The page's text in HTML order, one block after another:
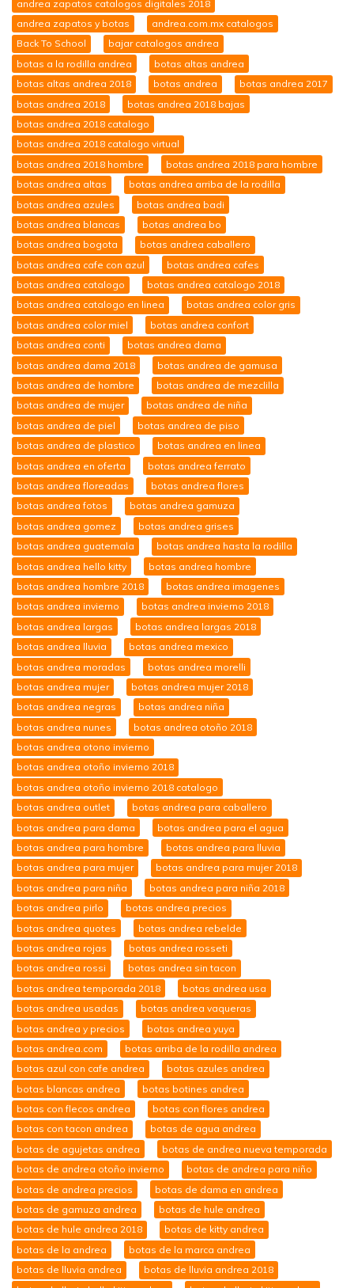
andrea zapatos catalogos digitales 2018
andrea zapatos y botas
andrea.com.mx catalogos
Back To School
bajar catalogos andrea
botas a la rodilla andrea
botas altas andrea
botas altas andrea 2018
botas andrea
botas andrea 2017
botas andrea 2018
botas andrea 2018 bajas
botas andrea 2018 catalogo
botas andrea 2018 catalogo virtual
botas andrea 2018 hombre
botas andrea 2018 para hombre
botas andrea altas
botas andrea arriba de la rodilla
botas andrea azules
botas andrea badi
botas andrea blancas
botas andrea bo
botas andrea bogota
botas andrea caballero
botas andrea cafe con azul
botas andrea cafes
botas andrea catalogo
botas andrea catalogo 2018
botas andrea catalogo en linea
botas andrea color gris
botas andrea color miel
botas andrea confort
botas andrea conti
botas andrea dama
botas andrea dama 2018
botas andrea de gamusa
botas andrea de hombre
botas andrea de mezclilla
botas andrea de mujer
botas andrea de niña
botas andrea de piel
botas andrea de piso
botas andrea de plastico
botas andrea en linea
botas andrea en oferta
botas andrea ferrato
botas andrea floreadas
botas andrea flores
botas andrea fotos
botas andrea gamuza
botas andrea gomez
botas andrea grises
botas andrea guatemala
botas andrea hasta la rodilla
botas andrea hello kitty
botas andrea hombre
botas andrea hombre 2018
botas andrea imagenes
botas andrea invierno
botas andrea invierno 2018
botas andrea largas
botas andrea largas 2018
botas andrea lluvia
botas andrea mexico
botas andrea moradas
botas andrea morelli
botas andrea mujer
botas andrea mujer 2018
botas andrea negras
botas andrea niña
botas andrea nunes
botas andrea otoño 2018
botas andrea otono invierno
botas andrea otoño invierno 2018
botas andrea otoño invierno 2018 catalogo
botas andrea outlet
botas andrea para caballero
botas andrea para dama
botas andrea para el agua
botas andrea para hombre
botas andrea para lluvia
botas andrea para mujer
botas andrea para mujer 2018
botas andrea para niña
botas andrea para niña 2018
botas andrea pirlo
botas andrea precios
botas andrea quotes
botas andrea rebelde
botas andrea rojas
botas andrea rosseti
botas andrea rossi
botas andrea sin tacon
botas andrea temporada 2018
botas andrea usa
botas andrea usadas
botas andrea vaqueras
botas andrea y precios
botas andrea yuya
botas andrea.com
botas arriba de la rodilla andrea
botas azul con cafe andrea
botas azules andrea
botas blancas andrea
botas botines andrea
botas con flecos andrea
botas con flores andrea
botas con tacon andrea
botas de agua andrea
botas de agujetas andrea
botas de andrea nueva temporada
botas de andrea otoño invierno
botas de andrea para niño
botas de andrea precios
botas de dama en andrea
botas de gamuza andrea
botas de hule andrea
botas de hule andrea 2018
botas de kitty andrea
botas de la andrea
botas de la marca andrea
botas de lluvia andrea
botas de lluvia andrea 2018